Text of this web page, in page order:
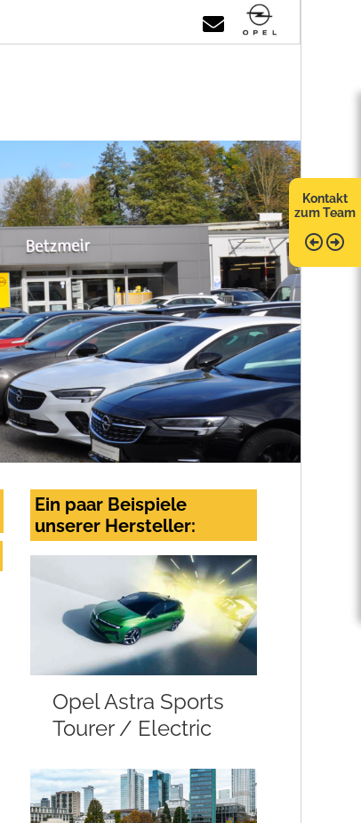
Kontakt
zum Team
Ein paar Beispiele
unserer Hersteller:
Opel Astra Sports
Tourer / Electric